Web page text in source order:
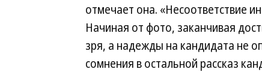
отмечает она. «Несоответствие
Начиная от фото, заканчивая
зря, а надежды на кандидата не
сомнения в остальной рассказ